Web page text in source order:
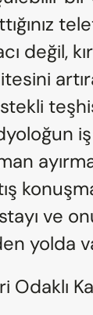
değil,
ve
yolda
Odaklı